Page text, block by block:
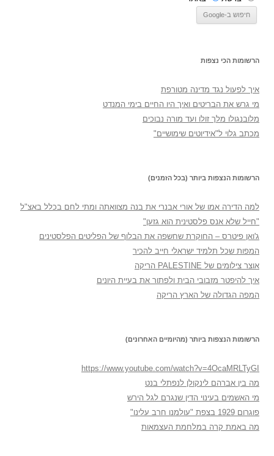
הרשומות הכי נצפות
איך לפעול נגד מדינה מטורפת
מי גרש את הבריטים ואיך היו החיים בימי המנדט
מלובנגולו מלך זולו ועד מורה נבוכים
מכתב גלוי ל"אידיוטים שימושיים"
הרשומות הנצפות ביותר (בכל הזמנים)
למה הדירה אמו של אורי אבנרי את בנה מצוואתה ומתי לחם בכלל באצ"ל
"חייל שלא אנס פלסטינית הוא גזען"
ג'ואן פיטרס – החוקרת שחשפה את הבלוף של הפליטים הפלסטינים
המפות שכל תלמיד ישראלי חייב להכיר
אוצר צילומים של PALESTINE הריקה
איך להיפטר מזבובי הבית ולפתור את בעיית היונים
המפה הגדולה של הארץ הריקה
הרשומות הנצפות ביותר (מהיומיים האחרונים)
https://www.youtube.com/watch?v=4OcaMRLTyGI
מה בין אברהם לינקולן לנפתלי בנט
מי האשמים בעינוי הדין שנגרם לגל הירש
פוגרום 1929 בצפת "עולמנו חרב עלינו"
מה באמת קרה במלחמת העצמאות